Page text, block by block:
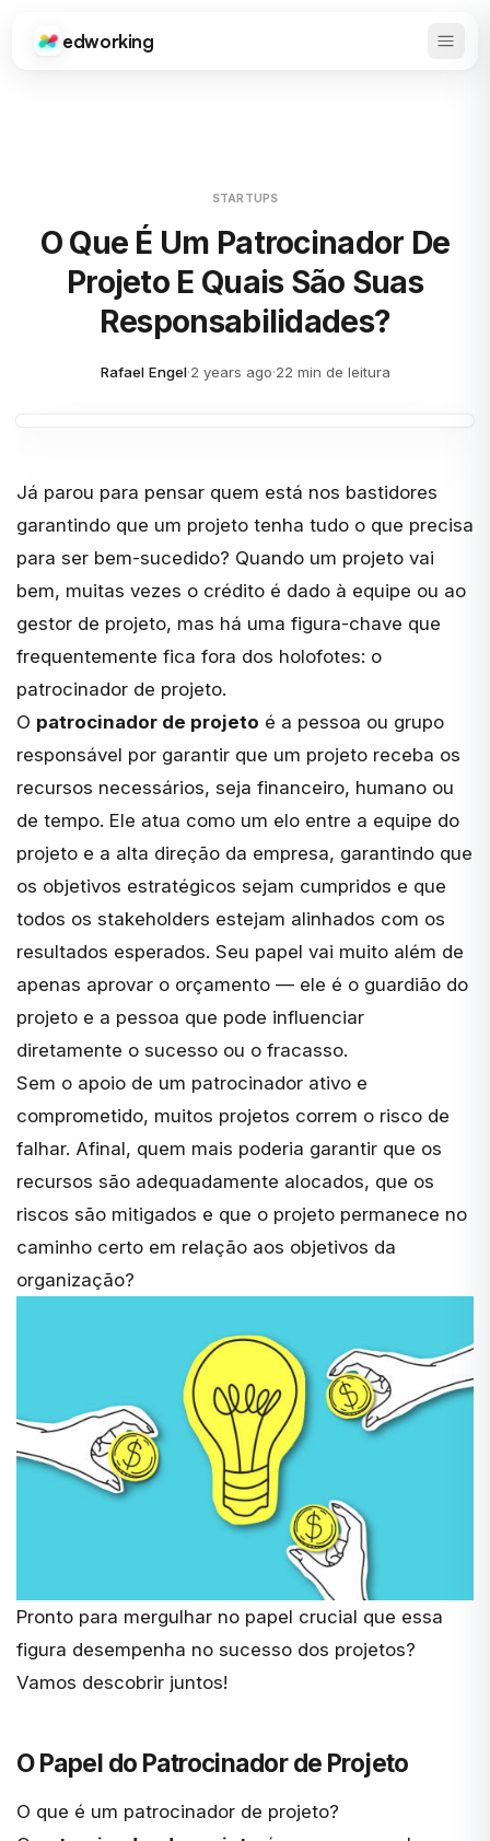
Edworking
edworking Abrir
STARTUPS
O Que É Um Patrocinador De
Projeto E Quais São Suas
Responsabilidades?
Rafael Engel·2 years ago·22 min de leitura
Já parou para pensar quem está nos bastidores
garantindo que um projeto tenha tudo o que precisa
para ser bem-sucedido? Quando um projeto vai
bem, muitas vezes o crédito é dado à equipe ou ao
gestor de projeto, mas há uma figura-chave que
frequentemente fica fora dos holofotes: o
patrocinador de projeto.
O patrocinador de projeto é a pessoa ou grupo
responsável por garantir que um projeto receba os
recursos necessários, seja financeiro, humano ou
de tempo. Ele atua como um elo entre a equipe do
projeto e a alta direção da empresa, garantindo que
os objetivos estratégicos sejam cumpridos e que
todos os stakeholders estejam alinhados com os
resultados esperados. Seu papel vai muito além de
apenas aprovar o orçamento — ele é o guardião do
projeto e a pessoa que pode influenciar
diretamente o sucesso ou o fracasso.
Sem o apoio de um patrocinador ativo e
comprometido, muitos projetos correm o risco de
falhar. Afinal, quem mais poderia garantir que os
recursos são adequadamente alocados, que os
riscos são mitigados e que o projeto permanece no
caminho certo em relação aos objetivos da
organização?
Pronto para mergulhar no papel crucial que essa
figura desempenha no sucesso dos projetos?
Vamos descobrir juntos!
O Papel do Patrocinador de Projeto
O que é um patrocinador de projeto?